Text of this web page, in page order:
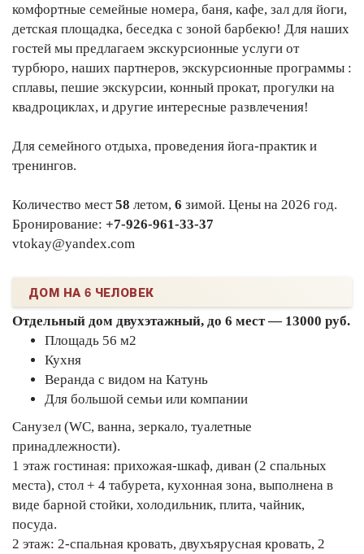
комфортные семейные номера, баня, кафе, зал для йоги,
детская площадка, беседка с зоной барбекю! Для наших
гостей мы предлагаем экскурсионные услуги от
турбюро, наших партнеров, экскурсионные программы :
сплавы, пешие экскурсии, конный прокат, прогулки на
квадроциклах, и другие интересные развлечения!
Для семейного отдыха, проведения йога-практик и
тренингов.
Количество мест58 летом, 6 зимой. Цены на 2026 год.
Бронирование: +7-926-961-33-37
vtokay@yandex.com
ДОМ НА 6 ЧЕЛОВЕК
Отдельный дом двухэтажный, до 6 мест — 13000 руб.
Площадь 56 м2
Кухня
Веранда с видом на Катунь
Для большой семьи или компании
Санузел (WC, ванна, зеркало, туалетные
принадлежности).
1 этаж гостиная: прихожая-шкаф, диван (2 спальных
места), стол + 4 табурета, кухонная зона, выполнена в
виде барной стойки, холодильник, плита, чайник,
посуда.
2 этаж: 2-спальная кровать, двухъярусная кровать, 2